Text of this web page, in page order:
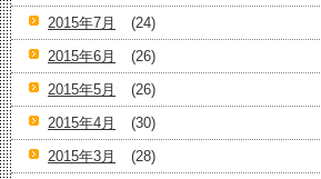
2015年7月
(24)
2015年6月
(26)
2015年5月
(26)
2015年4月
(30)
2015年3月
(28)